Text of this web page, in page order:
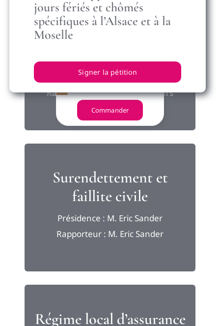
Droit local des
Présidence : M. Jean-Luc Vallens
Rapporteur : M. Stéphane Dhers
Surendettement et
faillite civile
Présidence : M. Eric Sander
Rapporteur : M. Eric Sander
Régime local d’assurance
Commander
jours fériés et chômés
spécifiques à l’Alsace et à la
Moselle
Signer la pétition